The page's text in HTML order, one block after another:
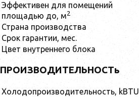
Эффективен для помещений
площадью до, м2
Страна производства
Срок гарантии, мес.
Цвет внутреннего блока
ПРОИЗВОДИТЕЛЬНОСТь
Холодопроизводительность, kBTU